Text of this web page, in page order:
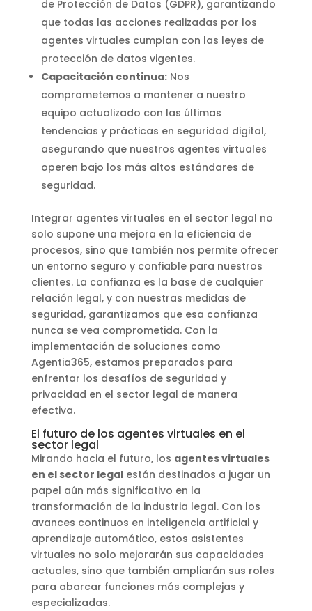
de Protección de Datos (GDPR), garantizando
que todas las acciones realizadas por los
agentes virtuales cumplan con las leyes de
protección de datos vigentes.
Capacitación continua:Nos
comprometemos a mantener a nuestro
equipo actualizado con las últimas
tendencias y prácticas en seguridad digital,
asegurando que nuestros agentes virtuales
operen bajo los más altos estándares de
seguridad.
Integrar agentes virtuales en el sector legal no
solo supone una mejora en la eficiencia de
procesos, sino que también nos permite ofrecer
un entorno seguro y confiable para nuestros
clientes. La confianza es la base de cualquier
relación legal, y con nuestras medidas de
seguridad, garantizamos que esa confianza
nunca se vea comprometida. Con la
implementación de soluciones como
Agentia365, estamos preparados para
enfrentar los desafíos de seguridad y
privacidad en el sector legal de manera
efectiva.
El futuro de los agentes virtuales en el
sector legal
Mirando hacia el futuro, los agentes virtuales
en el sector legalestán destinados a jugar un
papel aún más significativo en la
transformación de la industria legal. Con los
avances continuos en inteligencia artificial y
aprendizaje automático, estos asistentes
virtuales no solo mejorarán sus capacidades
actuales, sino que también ampliarán sus roles
para abarcar funciones más complejas y
especializadas.